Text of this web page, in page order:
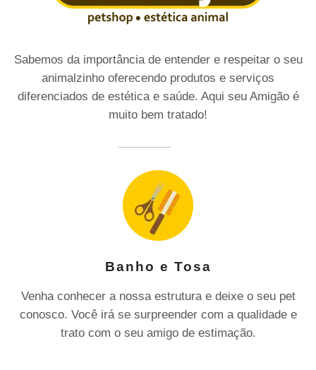
Sabemos da importância de entender e respeitar o seu
animalzinho oferecendo produtos e serviços
diferenciados de estética e saúde. Aqui seu Amigão é
muito bem tratado!
Banho e Tosa
Venha conhecer a nossa estrutura e deixe o seu pet
conosco. Você irá se surpreender com a qualidade e
trato com o seu amigo de estimação.